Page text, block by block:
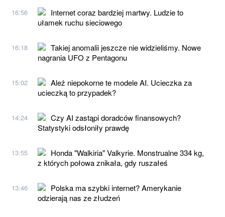
16:56
Internet coraz bardziej martwy. Ludzie to
ułamek ruchu sieciowego
16:18
Takiej anomalii jeszcze nie widzieliśmy. Nowe
nagrania UFO z Pentagonu
15:02
Ależ niepokorne te modele AI. Ucieczka za
ucieczką to przypadek?
14:24
Czy AI zastąpi doradców finansowych?
Statystyki odsłoniły prawdę
13:55
Honda "Walkiria" Valkyrie. Monstrualne 334 kg,
z których połowa znikała, gdy ruszałeś
13:46
Polska ma szybki internet? Amerykanie
odzierają nas ze złudzeń